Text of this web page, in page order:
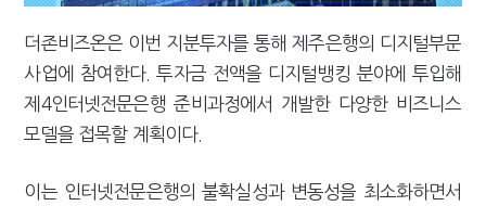
더존비즈온은 이번 지분투자를 통해 제주은행의 디지털부문
사업에 참여한다. 투자금 전액을 디지털뱅킹 분야에 투입해
제4인터넷전문은행 준비과정에서 개발한 다양한 비즈니스
모델을 접목할 계획이다.
이는 인터넷전문은행의 불확실성과 변동성을 최소화하면서